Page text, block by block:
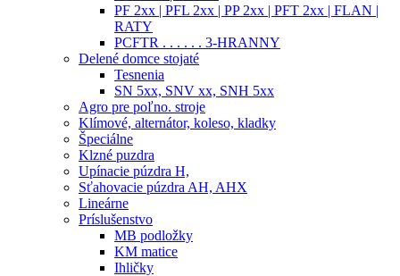
PF 2xx | PFL 2xx | PP 2xx | PFT 2xx | FLAN |
RATY
PCFTR . . . . . . 3-HRANNY
Delené domce stojaté
Tesnenia
SN 5xx, SNV xx, SNH 5xx
Agro pre poľno. stroje
Klímové, alternátor, koleso, kladky
Špeciálne
Klzné puzdra
Upínacie púzdra H,
Sťahovacie púzdra AH, AHX
Lineárne
Príslušenstvo
MB podložky
KM matice
Ihličky